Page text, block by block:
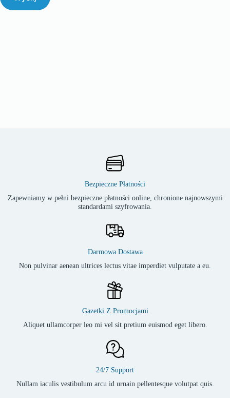
Bezpieczne Płatności
Zapewniamy w pełni bezpieczne płatności online, chronione najnowszymi
standardami szyfrowania.
Darmowa Dostawa
Non pulvinar aenean ultrices lectus vitae imperdiet vulputate a eu.
Gazetki Z Promocjami
Aliquet ullamcorper leo mi vel sit pretium euismod eget libero.
24/7 Support
Nullam iaculis vestibulum arcu id urnain pellentesque volutpat quis.